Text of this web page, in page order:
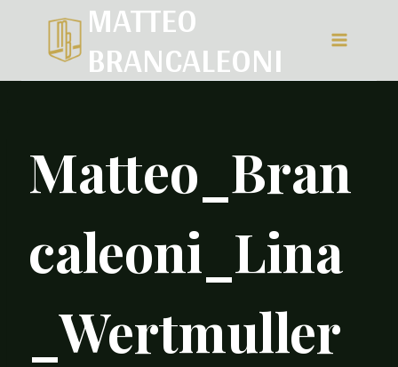
MATTEO
BRANCALEONI
Matteo_Bran
caleoni_Lina
_Wertmuller